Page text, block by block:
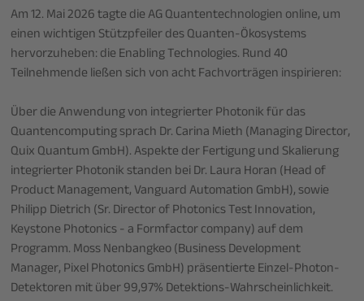
Am 12. Mai 2026 tagte die AG Quantentechnologien online, um
einen wichtigen Stützpfeiler des Quanten-Ökosystems
hervorzuheben: die Enabling Technologies. Rund 40
Teilnehmende ließen sich von acht Fachvorträgen inspirieren:
Über die Anwendung von integrierter Photonik für das
Quantencomputing sprach Dr. Carina Mieth (Managing Director,
Quix Quantum GmbH). Aspekte der Fertigung und Skalierung
integrierter Photonik standen bei Dr. Laura Horan (Head of
Product Management, Vanguard Automation GmbH), sowie
Philipp Dietrich (Sr. Director of Photonics Test Innovation,
Keystone Photonics - a Formfactor company) auf dem
Programm. Moss Nenbangkeo (Business Development
Manager, Pixel Photonics GmbH) präsentierte Einzel-Photon-
Detektoren mit über 99,97% Detektions-Wahrscheinlichkeit.